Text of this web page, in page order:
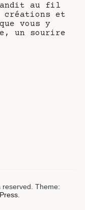
au fil
créations et
vous y
un sourire
reserved. Theme: